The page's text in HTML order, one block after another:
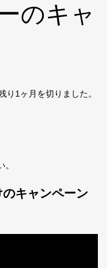
のキャ
り1ヶ月を切りました。
キャンペーン